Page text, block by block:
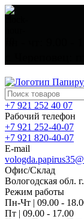
+7 921 252 40 07
Рабочий телефон
+7 921 252-40-07
+7 921 820-40-07
E-mail
Офис/Склад
Вологодская обл.
Режим работы
Пн-Чт | 09.00 -
Пт | 09.00 - 17.00